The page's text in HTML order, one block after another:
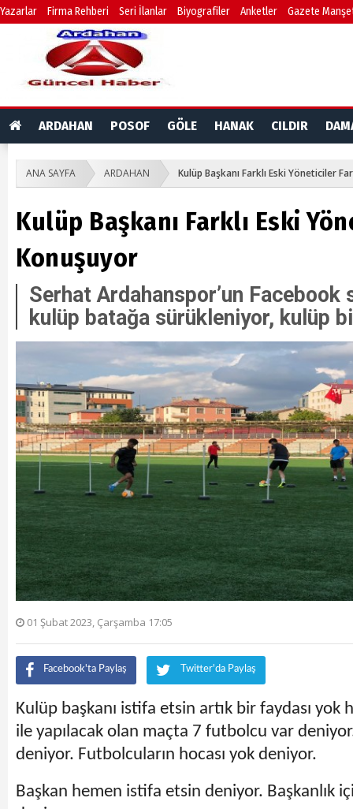
Yazarlar Firma Rehberi Seri İlanlar Biyografiler Anketler Gazete
ARDAHAN POSOF GÖLE HANAK CILDIR
ANA SAYFA ARDAHAN Kulüp Başkanı Farklı Eski Yöneticiler
Kulüp Başkanı Farklı Eski
Konuşuyor
Serhat Ardahanspor’un Facebook
kulüp batağa sürükleniyor, kulüp
01 Şubat 2023, Çarşamba 17:05
Facebook'ta Paylaş Twitter'da Paylaş
Kulüp başkanı istifa etsin artık bir faydası yok
ile yapılacak olan maçta 7 futbolcu var
deniyor. Futbolcuların hocası yok deniyor.
Başkan hemen istifa etsin deniyor. Başkanlık